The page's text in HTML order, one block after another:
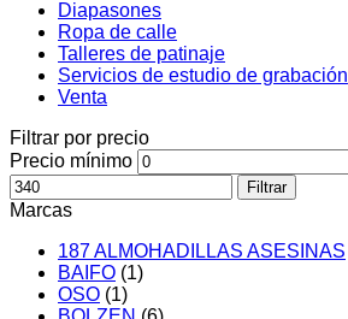
Diapasones
Ropa de calle
Talleres de patinaje
Servicios de estudio de grabación
Venta
Filtrar por precio
Precio mínimo
Filtrar
Marcas
187 ALMOHADILLAS ASESINAS
BAIFO (1)
OSO (1)